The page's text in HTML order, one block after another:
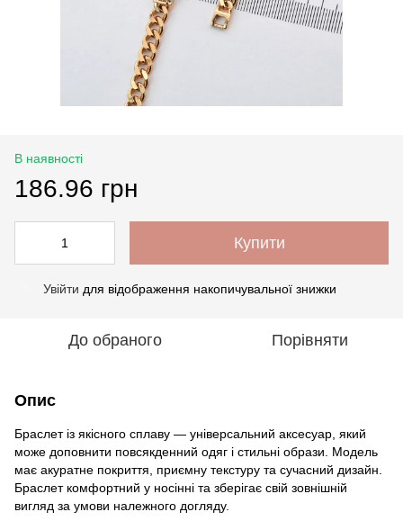
В наявності
186.96 грн
Купити
Увійти для відображення накопичувальної знижки
До обраного Порівняти
Опис
Браслет із якісного сплаву — універсальний аксесуар, який
може доповнити повсякденний одяг і стильні образи. Модель
має акуратне покриття, приємну текстуру та сучасний дизайн.
Браслет комфортний у носінні та зберігає свій зовнішній
вигляд за умови належного догляду.